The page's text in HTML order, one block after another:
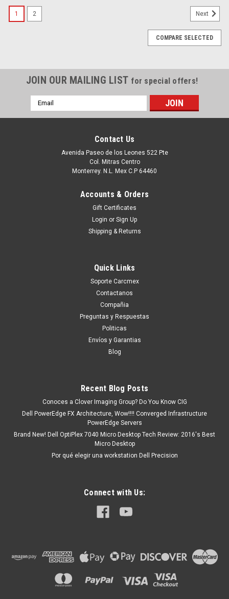
1 2 Next
COMPARE SELECTED
JOIN OUR MAILING LIST for special offers!
Email
Address
Contact Us
Avenida Paseo de los Leones 522 Pte
Col. Mitras Centro
Monterrey. N.L. Mex C.P 64460
Accounts & Orders
Gift Certificates
Login or Sign Up
Shipping & Returns
Quick Links
Soporte Carcmex
Contactanos
Compañia
Preguntas y Respuestas
Politicas
Envíos y Garantias
Blog
Recent Blog Posts
Conoces a Clover Imaging Group? Do You Know CIG
Dell PowerEdge FX Architecture, Wow!!!! Converged Infrastructure
PowerEdge Servers
Brand New! Dell OptiPlex 7040 Micro Desktop Tech Review: 2016's Best
Micro Desktop
Por qué elegir una workstation Dell Precision
Connect with Us: